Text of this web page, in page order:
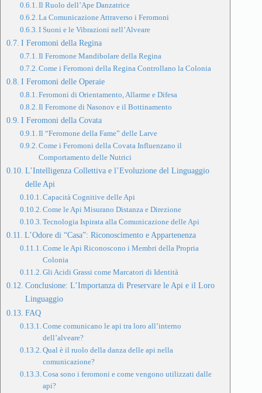
Il Ruolo dell’Ape Danzatrice
La Comunicazione Attraverso i Feromoni
I Suoni e le Vibrazioni nell’Alveare
I Feromoni della Regina
Il Feromone Mandibolare della Regina
Come i Feromoni della Regina Controllano la Colonia
I Feromoni delle Operaie
Feromoni di Orientamento, Allarme e Difesa
Il Feromone di Nasonov e il Bottinamento
I Feromoni della Covata
Il “Feromone della Fame” delle Larve
Come i Feromoni della Covata Influenzano il
Comportamento delle Nutrici
L’Intelligenza Collettiva e l’Evoluzione del Linguaggio
delle Api
Capacità Cognitive delle Api
Come le Api Misurano Distanza e Direzione
Tecnologia Ispirata alla Comunicazione delle Api
L’Odore di “Casa”: Riconoscimento e Appartenenza
Come le Api Riconoscono i Membri della Propria
Colonia
Gli Acidi Grassi come Marcatori di Identità
Conclusione: L’Importanza di Preservare le Api e il Loro
Linguaggio
FAQ
Come comunicano le api tra loro all’interno
dell’alveare?
Qual è il ruolo della danza delle api nella
comunicazione?
Cosa sono i feromoni e come vengono utilizzati dalle
api?